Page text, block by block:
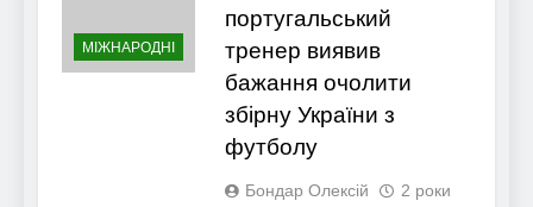
МІЖНАРОДНІ
португальський
тренер виявив
бажання очолити
збірну України з
футболу
Бондар Олексій
2 роки